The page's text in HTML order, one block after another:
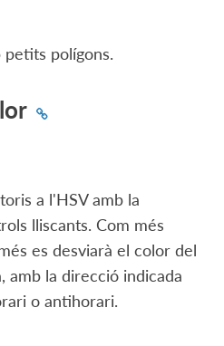
polígons.
a l'HSV amb la
lliscants. Com més
es desviarà el color del
amb la direcció indicada
o antihorari.